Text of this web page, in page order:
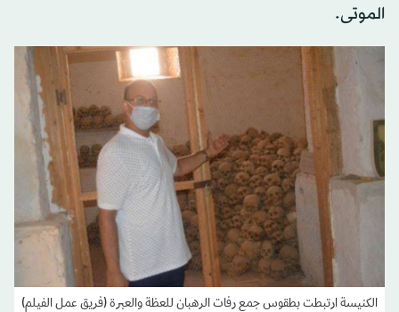
الموتى.
الكنيسة ارتبطت بطقوس جمع رفات الرهبان للعظة والعبرة (فريق عمل الفيلم)